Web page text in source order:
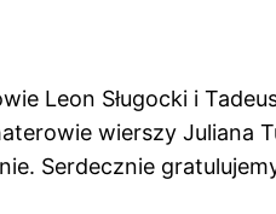
Leon Sługocki i
wierszy Juliana
Serdecznie